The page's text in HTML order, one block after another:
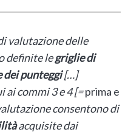
valutazione delle
definite legriglie di
dei punteggi[…]
ai commi 3 e 4 [=prima e
consentono di
acquisite dai